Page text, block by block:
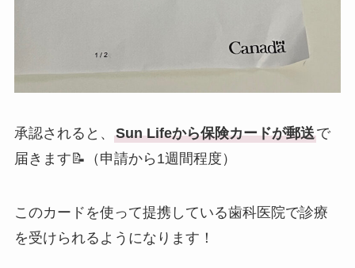
承認されると、 Sun Lifeから保険カードが郵送で
届きます📝（申請から1週間程度）
このカードを使って提携している歯科医院で診療
を受けられるようになります！